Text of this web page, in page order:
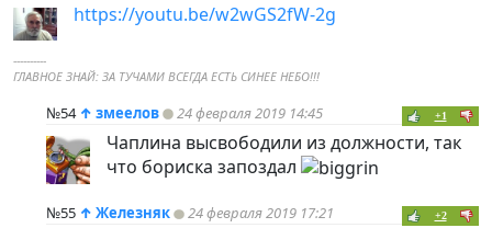
https://youtu.be/w2wGS2fW-2g
----------
ГЛАВНОЕ ЗНАЙ: ЗА ТУЧАМИ ВСЕГДА ЕСТЬ СИНЕЕ НЕБО!!!
№54 ↑ змеелов 24 февраля 2019 14:45 +1
Чаплина высвободили из должности, так
что бориска запоздал
№55 ↑ Железняк 24 февраля 2019 17:21 +2